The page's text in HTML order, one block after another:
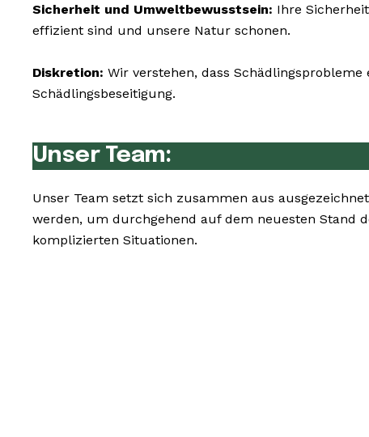
Sicherheit und Umweltbewusstsein: Ihre
effizient sind und unsere Natur schonen.
Diskretion: Wir verstehen, dass
Schädlingsbeseitigung.
Unser Team:
Unser Team setzt sich zusammen aus
werden, um durchgehend auf dem neuesten Stand
komplizierten Situationen.